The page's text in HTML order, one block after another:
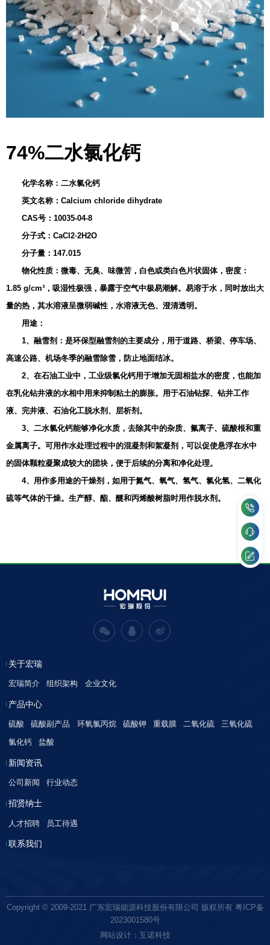
74%二水氯化钙
化学名称：二水氯化钙
英文名称：Calcium chloride dihydrate
CAS号：10035-04-8
分子式：CaCl2·2H2O
分子量：147.015
物化性质：微毒、无臭、味微苦，白色或类白色片状固体，密度：
1.85 g/cm³，吸湿性极强，暴露于空气中极易潮解。易溶于水，同时放出大
量的热，其水溶液呈微弱碱性，水溶液无色、澄清透明。
用途：
1、融雪剂：是环保型融雪剂的主要成分，用于道路、桥梁、停车场、
高速公路、机场冬季的融雪除雪，防止地面结冰。
2、在石油工业中，工业级氯化钙用于增加无固相盐水的密度，也能加
在乳化钻井液的水相中用来抑制粘土的膨胀。用于石油钻探、钻井工作
液、完井液、石油化工脱水剂、层析剂。
3、二水氯化钙能够净化水质，去除其中的杂质、氟离子、硫酸根和重
金属离子。可用作水处理过程中的混凝剂和絮凝剂，可以促使悬浮在水中
的固体颗粒凝聚成较大的团块，便于后续的分离和净化处理。
4、用作多用途的干燥剂，如用于氮气、氧气、氢气、氯化氢、二氧化
硫等气体的干燥。生产醇、酯、醚和丙烯酸树脂时用作脱水剂。
关于宏瑞
宏瑞简介 组织架构 企业文化
产品中心
硫酸 硫酸副产品 环氧氯丙烷 硫酸钾 重载膜 二氧化硫
三氧化硫
氯化钙
盐酸
新闻资讯
公司新闻 行业动态
招贤纳士
人才招聘 员工待遇
联系我们
Copyright © 2009-2021 广东宏瑞能源科技股份有限公司 版权所有 粤ICP备
2023001580号
网站设计：互诺科技